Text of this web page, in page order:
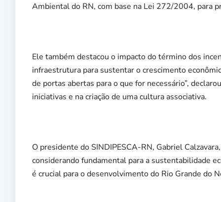
Ambiental do RN, com base na Lei 272/2004, para
Ele também destacou o impacto do término dos
infraestrutura para sustentar o crescimento
de portas abertas para o que for necessário”,
iniciativas e na criação de uma cultura associativa.
O presidente do SINDIPESCA-RN, Gabriel
considerando fundamental para a sustentabilidade
é crucial para o desenvolvimento do Rio Grande do